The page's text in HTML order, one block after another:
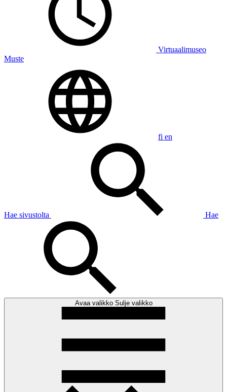
Virtuaalimuseo
Muste
fi en
Hae sivustolta Hae
Avaa valikko Sulje valikko